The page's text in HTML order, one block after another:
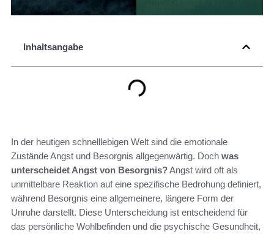
Inhaltsangabe
In der heutigen schnelllebigen Welt sind die emotionale
Zustände Angst und Besorgnis allgegenwärtig. Doch was
unterscheidet Angst von Besorgnis?Angst wird oft als
unmittelbare Reaktion auf eine spezifische Bedrohung definiert,
während Besorgnis eine allgemeinere, längere Form der
Unruhe darstellt. Diese Unterscheidung ist entscheidend für
das persönliche Wohlbefinden und die psychische Gesundheit,